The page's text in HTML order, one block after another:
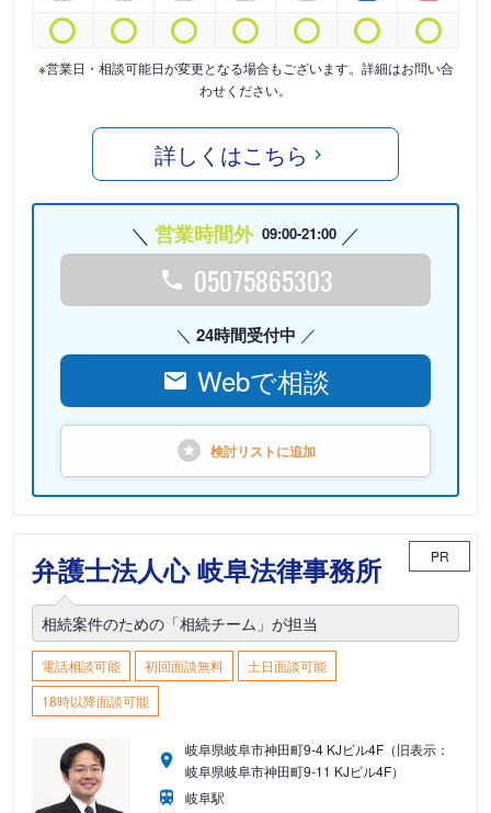
※営業日・相談可能日が変更となる場合もございます。詳細はお問い合
わせください。
詳しくはこちら
営業時間外 09:00-21:00
05075865303
24時間受付中
Webで相談
検討リストに追加
弁護士法人心 岐阜法律事務所 PR
相続案件のための「相続チーム」が担当
電話相談可能 初回面談無料
土日面談可能
18時以降面談可能
岐阜県岐阜市神田町9-4 KJビル4F（旧表示：
岐阜県岐阜市神田町9-11 KJビル4F）
岐阜駅